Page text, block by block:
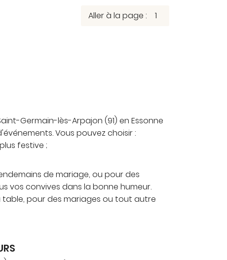
Aller à la page :
Germain-lès-Arpajon (91) en Essonne
Vous pouvez choisir :
festive ;
de mariage, ou pour des
vos convives dans la bonne humeur.
table, pour des mariages ou tout autre